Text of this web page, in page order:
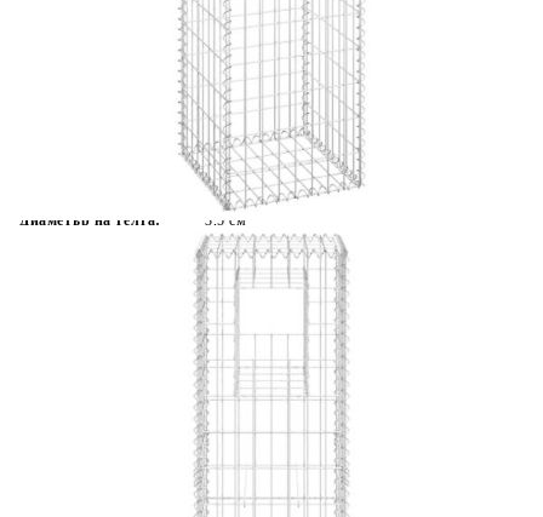
Сребрист
Желязо
40 x 40 x 140 см (Д x Ш x В)
8720286763865
10 x 5 см (Д x Ш)
Диаметър на телта:
3,5 см
Да
Купи на изплащане
Габионна кошница стълб, 2 бр, 40x40x140 cм, желязо
Please select credit institution
€63.00
Extraction of information from credit institutions
Предоставената таблица е с информационна цел.
Добавете продукта в количката си с бутона "Добави в
количката" и при поръчка ще можете да изберете броя